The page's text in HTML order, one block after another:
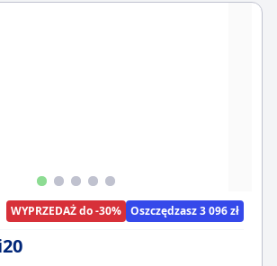
WYPRZEDAŻ do -30% Oszczędzasz 3 096 zł